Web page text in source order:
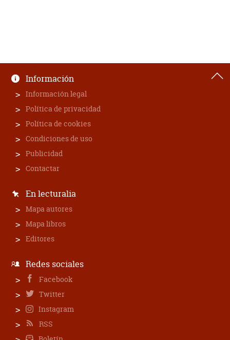
Información
Información legal
Política de privacidad
Política de cookies
Condiciones de uso
Publicidad
Contactar
En lecturalia
Mapa autores
Mapa libros
Editores
Redes sociales
Facebook
Twitter
Instagram
RSS